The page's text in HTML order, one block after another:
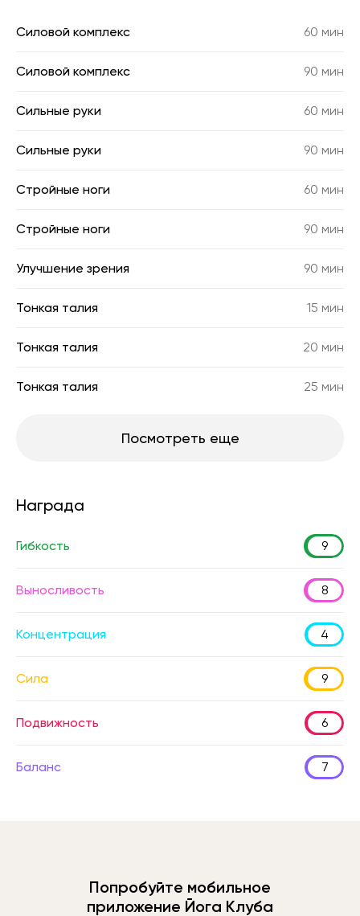
Силовой комплекс 60 мин
Силовой комплекс 90 мин
Сильные руки 60 мин
Сильные руки 90 мин
Стройные ноги 60 мин
Стройные ноги 90 мин
Улучшение зрения 90 мин
Тонкая талия 15 мин
Тонкая талия 20 мин
Тонкая талия 25 мин
Посмотреть еще
Награда
Гибкость 9
Выносливость 8
Концентрация 4
Сила 9
Подвижность 6
Баланс 7
Попробуйте мобильное
приложение Йога Клуба